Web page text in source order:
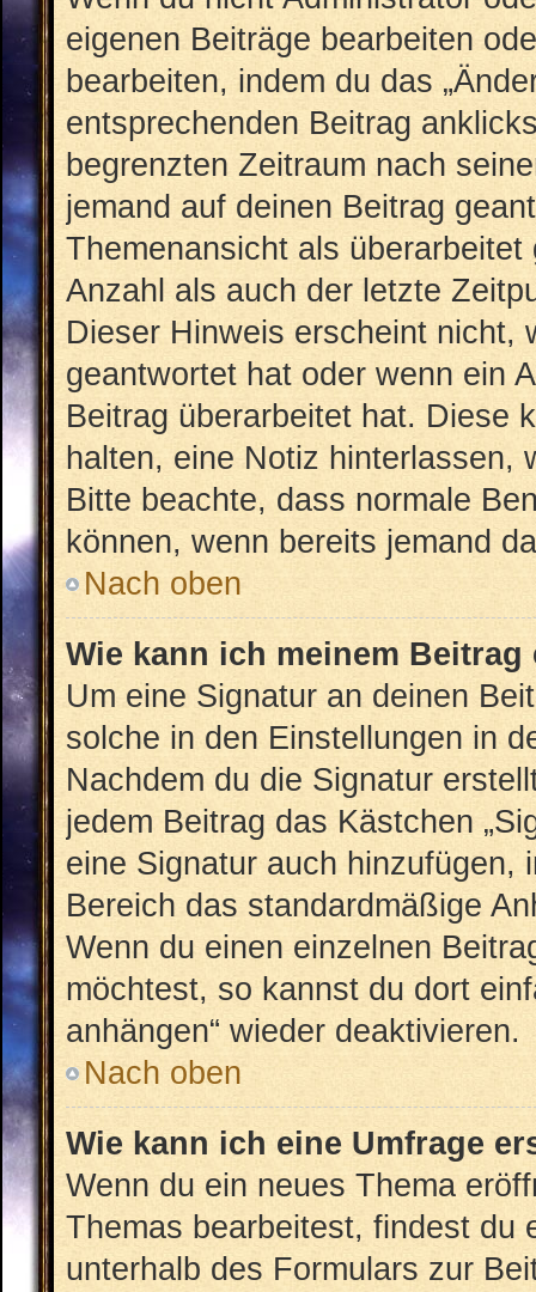
eigenen Beiträge bearbeiten
bearbeiten, indem du das
entsprechenden Beitrag
begrenzten Zeitraum nach
jemand auf deinen Beitrag
Themenansicht als
Anzahl als auch der letzte
Dieser Hinweis erscheint nicht,
geantwortet hat oder wenn ein
Beitrag überarbeitet hat. Diese
halten, eine Notiz hinterlassen,
Bitte beachte, dass normale
können, wenn bereits jemand
Nach oben
Wie kann ich meinem
Um eine Signatur an deinen
solche in den Einstellungen in
Nachdem du die Signatur
jedem Beitrag das Kästchen
eine Signatur auch hinzufügen,
Bereich das standardmäßige
Wenn du einen einzelnen
möchtest, so kannst du dort
anhängen“ wieder deaktivieren.
Nach oben
Wie kann ich eine Umfrage
Wenn du ein neues Thema
Themas bearbeitest, findest du
unterhalb des Formulars zur